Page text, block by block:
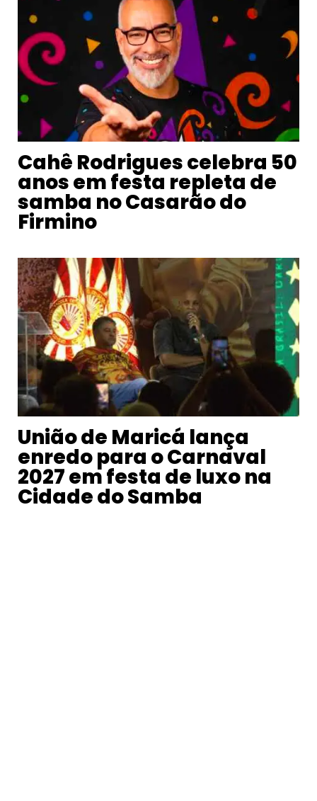
Cahê Rodrigues celebra 50
anos em festa repleta de
samba no Casarão do
Firmino
União de Maricá lança
enredo para o Carnaval
2027 em festa de luxo na
Cidade do Samba